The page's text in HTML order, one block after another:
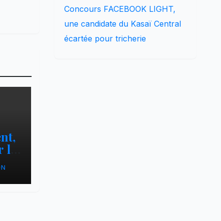
Concours FACEBOOK LIGHT,
une candidate du Kasaï Central
écartée pour tricherie